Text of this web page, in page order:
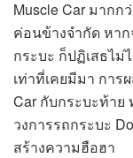
Muscle Car มากก
ค่อนข้างจำกัด หา
กระบะ ก็ปฏิเสธไ
เท่าที่เคยมีมา การ
Car กับกระบะท้าย
วงการรถกระบะ
สร้างความฮือฮา